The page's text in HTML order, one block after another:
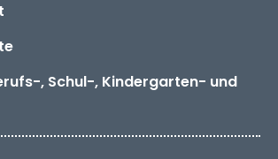
, Schul-, Kindergarten- und